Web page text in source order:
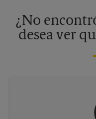
¿No
desea ver